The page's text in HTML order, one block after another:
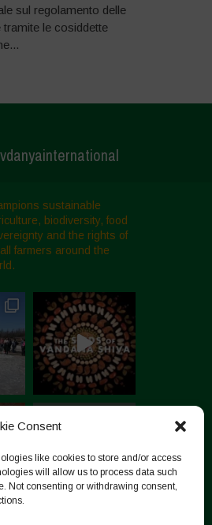
Consent
like cookies to store and/or access
will allow us to process data such
Not consenting or withdrawing consent,
sul regolamento delle
tramite le cosiddette
sustainable
biodiversity, food
and the rights of
farmers around the